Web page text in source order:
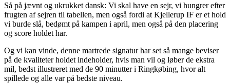
Så på jævnt og ukrukket dansk: Vi skal have en sejr, vi hungrer efter
frugten af sejren til tabellen, men også fordi at Kjellerup IF er et hold
vi burde slå, bedømt på kampen i april, men også på den placering
og score holdet har.
Og vi kan vinde, denne martrede signatur har set så mange beviser
på de kvaliteter holdet indeholder, hvis man vil og løber de ekstra
mil, bedst illustreret med de 90 minutter i Ringkøbing, hvor alt
spillede og alle var på bedste niveau.